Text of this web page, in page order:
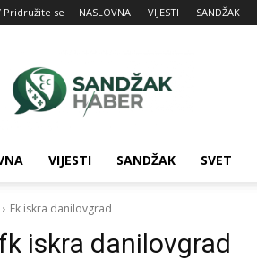
Pridružite se NASLOVNA VIJESTI SANDŽAK
Vaš
izvor
VIJESTI SANDŽAK SVET
Fk iskra danilovgrad
iskra danilovgrad